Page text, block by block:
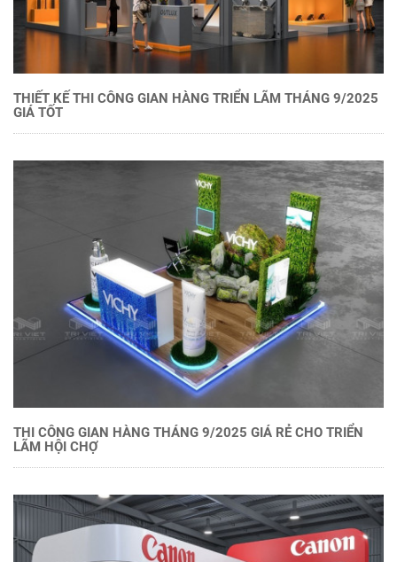
THIẾT KẾ THI CÔNG GIAN HÀNG TRIỂN LÃM THÁNG 9/2025
GIÁ TỐT
THI CÔNG GIAN HÀNG THÁNG 9/2025 GIÁ RẺ CHO TRIỂN
LÃM HỘI CHỢ